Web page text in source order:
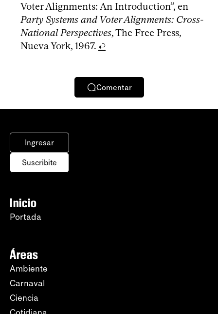
Voter Alignments: An Introduction”, en
Party Systems and Voter Alignments: Cross-
National Perspectives, The Free Press,
Nueva York, 1967. ↩
Comentar
Ingresar
Suscribite
Inicio
Portada
Áreas
Ambiente
Carnaval
Ciencia